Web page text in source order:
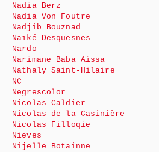
Nadia Berz
Nadia Von Foutre
Nadjib Bouznad
Naïké Desquesnes
Nardo
Narimane Baba Aïssa
Nathaly Saint-Hilaire
NC
Negrescolor
Nicolas Caldier
Nicolas de la Casinière
Nicolas Filloqie
Nieves
Nijelle Botainne